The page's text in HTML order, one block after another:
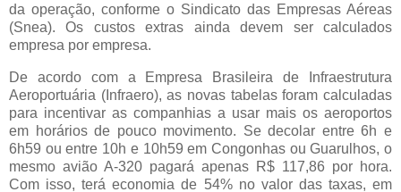
da operação, conforme o Sindicato das Empresas Aéreas
(Snea). Os custos extras ainda devem ser calculados
empresa por empresa.
De acordo com a Empresa Brasileira de Infraestrutura
Aeroportuária (Infraero), as novas tabelas foram calculadas
para incentivar as companhias a usar mais os aeroportos
em horários de pouco movimento. Se decolar entre 6h e
6h59 ou entre 10h e 10h59 em Congonhas ou Guarulhos, o
mesmo avião A-320 pagará apenas R$ 117,86 por hora.
Com isso, terá economia de 54% no valor das taxas, em